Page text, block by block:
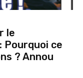
le
ce
? Annou